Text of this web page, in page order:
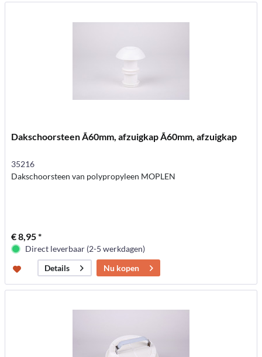
Dakschoorsteen Ã60mm, afzuigkap Ã60mm, afzuigkap
35216
Dakschoorsteen van polypropyleen MOPLEN
€ 8,95 *
Direct leverbaar (2-5 werkdagen)
Details
Nu kopen